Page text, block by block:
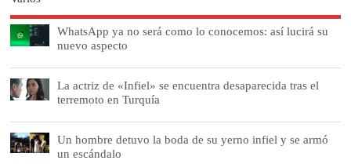
WhatsApp ya no será como lo conocemos: así lucirá su
nuevo aspecto
La actriz de «Infiel» se encuentra desaparecida tras el
terremoto en Turquía
Un hombre detuvo la boda de su yerno infiel y se armó
un escándalo